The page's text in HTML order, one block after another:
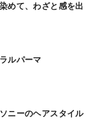
めて、わざと感を出
ルパーマ
ニーのヘアスタイル